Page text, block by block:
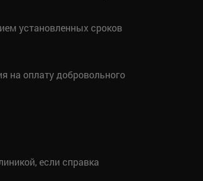
установленных сроков
на оплату добровольного
если справка